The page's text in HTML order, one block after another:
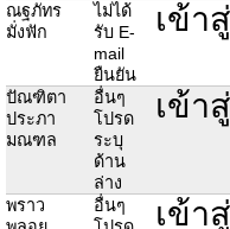
ณฐภัทร
มั่งฟัก
ไม่ได้
รับ E-
mail
ยืนยัน
เข้า
ปัณฑิตา
ประภา
มณฑล
อื่นๆ
โปรด
ระบุ
ด้าน
ล่าง
เข้า
พราว
อื่นๆ
เข้า